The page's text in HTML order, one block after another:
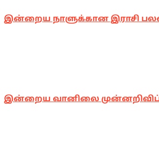
இன்றைய நாளுக்கான இராசி
இன்றைய வானிலை